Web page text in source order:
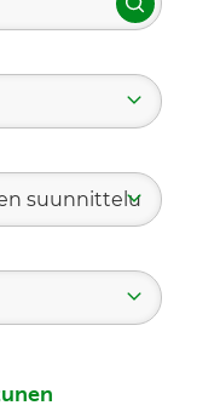
Hae
suunnittelu